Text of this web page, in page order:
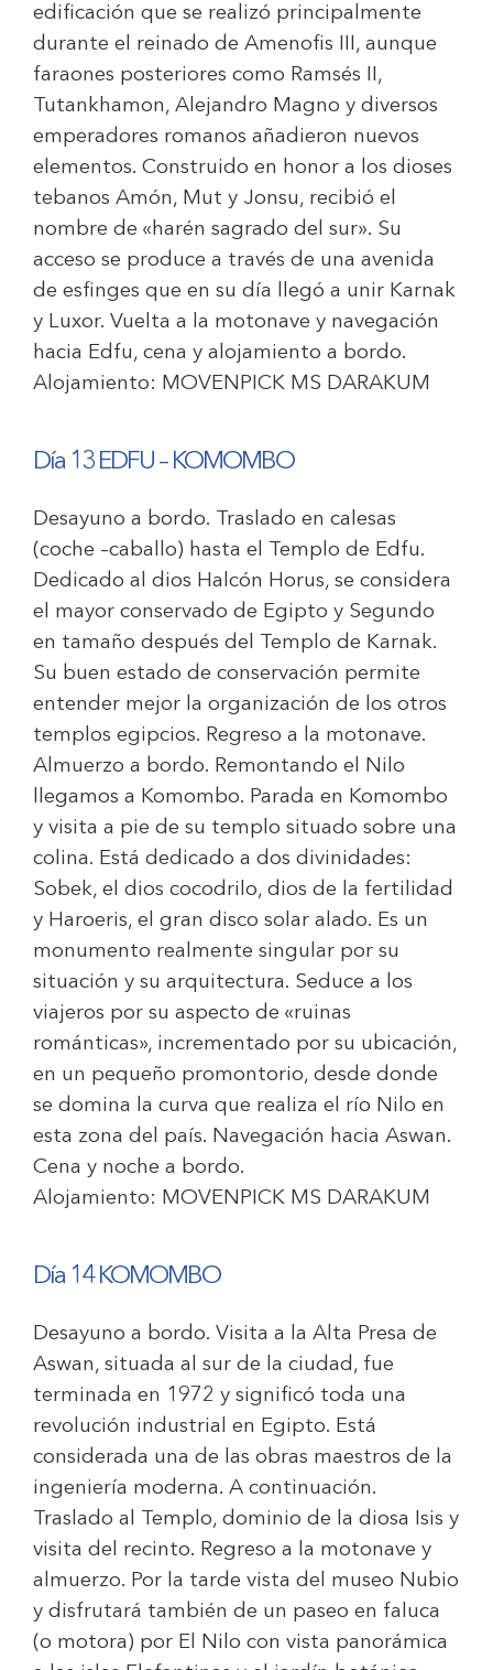
edificación que se realizó principalmente
durante el reinado de Amenofis III, aunque
faraones posteriores como Ramsés II,
Tutankhamon, Alejandro Magno y diversos
emperadores romanos añadieron nuevos
elementos. Construido en honor a los dioses
tebanos Amón, Mut y Jonsu, recibió el
nombre de «harén sagrado del sur». Su
acceso se produce a través de una avenida
de esfinges que en su día llegó a unir Karnak
y Luxor. Vuelta a la motonave y navegación
hacia Edfu, cena y alojamiento a bordo.
Alojamiento: MOVENPICK MS DARAKUM
Día 13 EDFU – KOMOMBO
Desayuno a bordo. Traslado en calesas
(coche –caballo) hasta el Templo de Edfu.
Dedicado al dios Halcón Horus, se considera
el mayor conservado de Egipto y Segundo
en tamaño después del Templo de Karnak.
Su buen estado de conservación permite
entender mejor la organización de los otros
templos egipcios. Regreso a la motonave.
Almuerzo a bordo. Remontando el Nilo
llegamos a Komombo. Parada en Komombo
y visita a pie de su templo situado sobre una
colina. Está dedicado a dos divinidades:
Sobek, el dios cocodrilo, dios de la fertilidad
y Haroeris, el gran disco solar alado. Es un
monumento realmente singular por su
situación y su arquitectura. Seduce a los
viajeros por su aspecto de «ruinas
románticas», incrementado por su ubicación,
en un pequeño promontorio, desde donde
se domina la curva que realiza el río Nilo en
esta zona del país. Navegación hacia Aswan.
Cena y noche a bordo.
Alojamiento: MOVENPICK MS DARAKUM
Día 14 KOMOMBO
Desayuno a bordo. Visita a la Alta Presa de
Aswan, situada al sur de la ciudad, fue
terminada en 1972 y significó toda una
revolución industrial en Egipto. Está
considerada una de las obras maestros de la
ingeniería moderna. A continuación.
Traslado al Templo, dominio de la diosa Isis y
visita del recinto. Regreso a la motonave y
almuerzo. Por la tarde vista del museo Nubio
y disfrutará también de un paseo en faluca
(o motora) por El Nilo con vista panorámica